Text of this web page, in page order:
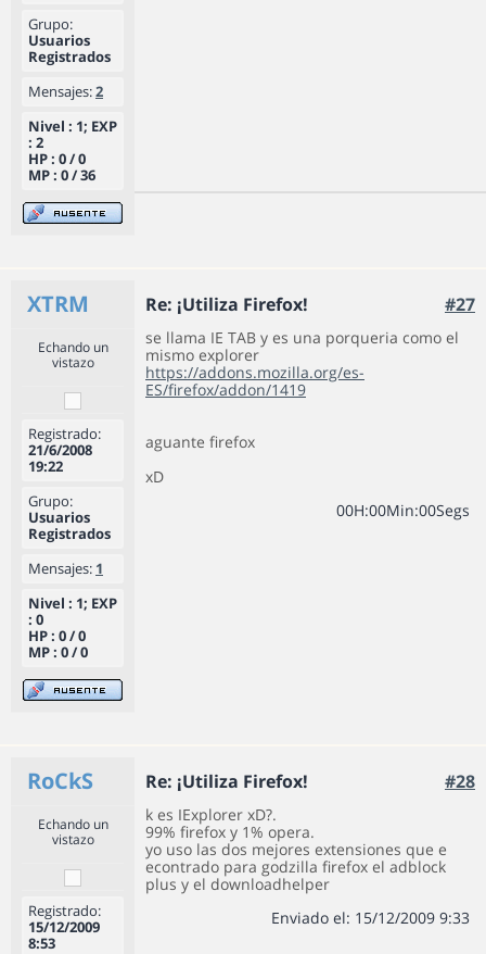
Grupo:
Usuarios
Registrados
Mensajes:2
Nivel : 1; EXP
: 2
HP : 0 / 0
MP : 0 / 36
XTRM Re: ¡Utiliza Firefox! #27
Echando un
vistazo
Registrado:
21/6/2008
19:22
Grupo:
Usuarios
Registrados
Mensajes: 1
Nivel : 1; EXP
: 0
HP : 0 / 0
MP : 0 / 0
se llama IE TAB y es una porqueria como el
mismo explorer
https://addons.mozilla.org/es-
ES/firefox/addon/1419
aguante firefox
xD
00H:00Min:00Segs
RoCkS Re: ¡Utiliza Firefox! #28
Echando un
vistazo
Registrado:
15/12/2009
8:53
k es IExplorer xD?.
99% firefox y 1% opera.
yo uso las dos mejores extensiones que e
econtrado para godzilla firefox el adblock
plus y el downloadhelper
Enviado el: 15/12/2009 9:33